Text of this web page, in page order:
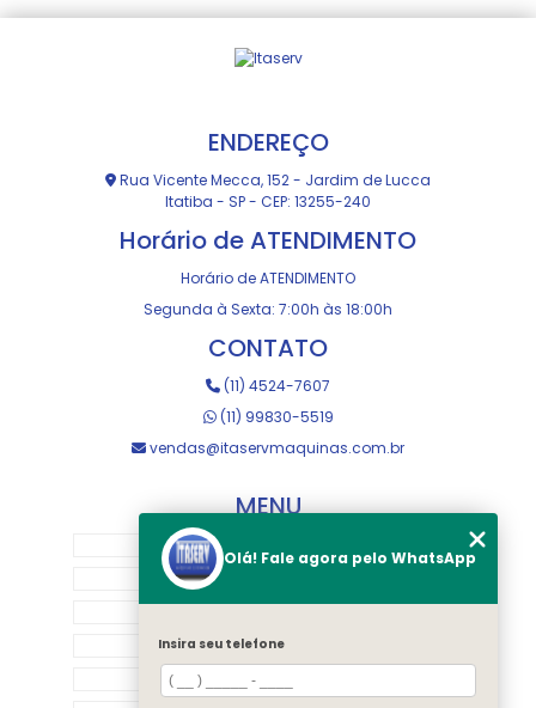
ENDEREÇO
Rua Vicente Mecca, 152 - Jardim de Lucca
Itatiba - SP - CEP: 13255-240
Horário de ATENDIMENTO
Horário de ATENDIMENTO
Segunda à Sexta: 7:00h às 18:00h
CONTATO
(11) 4524-7607
(11) 99830-5519
vendas@itaservmaquinas.com.br
MENU
MANUTENÇÃO E USINAGEM
LOJA
EQUIPAMENTOS
Olá! Fale agora pelo WhatsApp
Insira seu telefone